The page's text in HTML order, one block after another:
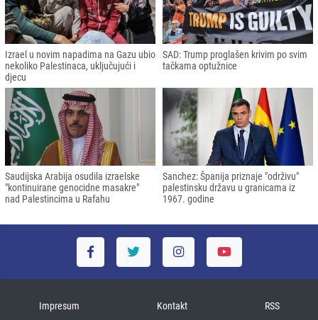
Izrael u novim napadima na Gazu ubio
nekoliko Palestinaca, uključujući i
djecu
SAD: Trump proglašen krivim po svim
tačkama optužnice
Saudijska Arabija osudila izraelske
"kontinuirane genocidne masakre"
nad Palestincima u Rafahu
Sanchez: Španija priznaje "održivu"
palestinsku državu u granicama iz
1967. godine
Impresum Kontakt RSS